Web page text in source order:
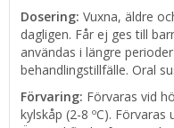
Dosering: Vuxna, äldre
dagligen. Får ej ges till
användas i längre
behandlingstillfälle. Oral
Förvaring: Förvaras vid
kylskåp (2-8 ºC).